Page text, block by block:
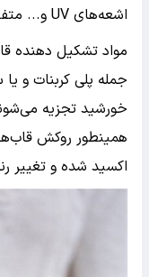
اشعه‌های UV و... متفاوت است.
مواد تشکیل دهنده
جمله پلی کربنات و یا
خورشید تجزیه
همینطور روکش
اکسید شده و تغییر